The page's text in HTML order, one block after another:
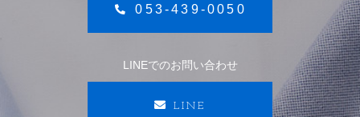
053-439-0050
LINEでのお問い合わせ
LINE